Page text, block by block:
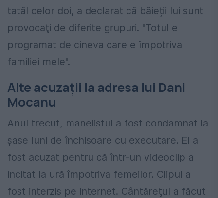
tatăl celor doi, a declarat că băieții lui sunt
provocaţi de diferite grupuri. "Totul e
programat de cineva care e împotriva
familiei mele".
Alte acuzații la adresa lui Dani
Mocanu
Anul trecut, manelistul a fost condamnat la
şase luni de închisoare cu executare. El a
fost acuzat pentru că într-un videoclip a
incitat la ură împotriva femeilor. Clipul a
fost interzis pe internet. Cântăreţul a făcut